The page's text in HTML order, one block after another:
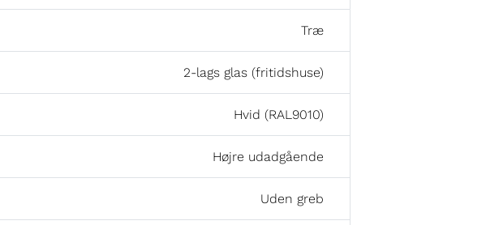
Træ
2-lags glas (fritidshuse)
Hvid (RAL9010)
Højre udadgående
Uden greb